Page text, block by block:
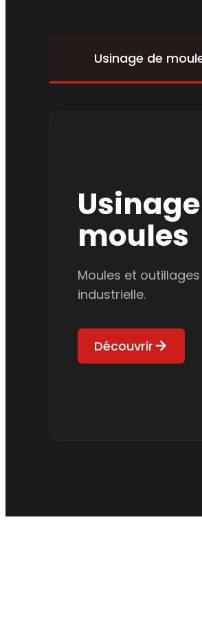
Usinage de
moules
Moules et
industrielle.
Découvrir